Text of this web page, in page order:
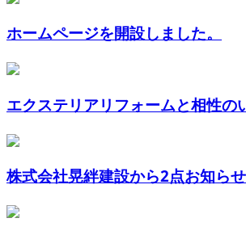
ホームページを開設しました。
エクステリアリフォームと相性の
株式会社晃絆建設から2点お知らせ